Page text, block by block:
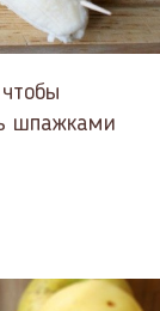
шпажками